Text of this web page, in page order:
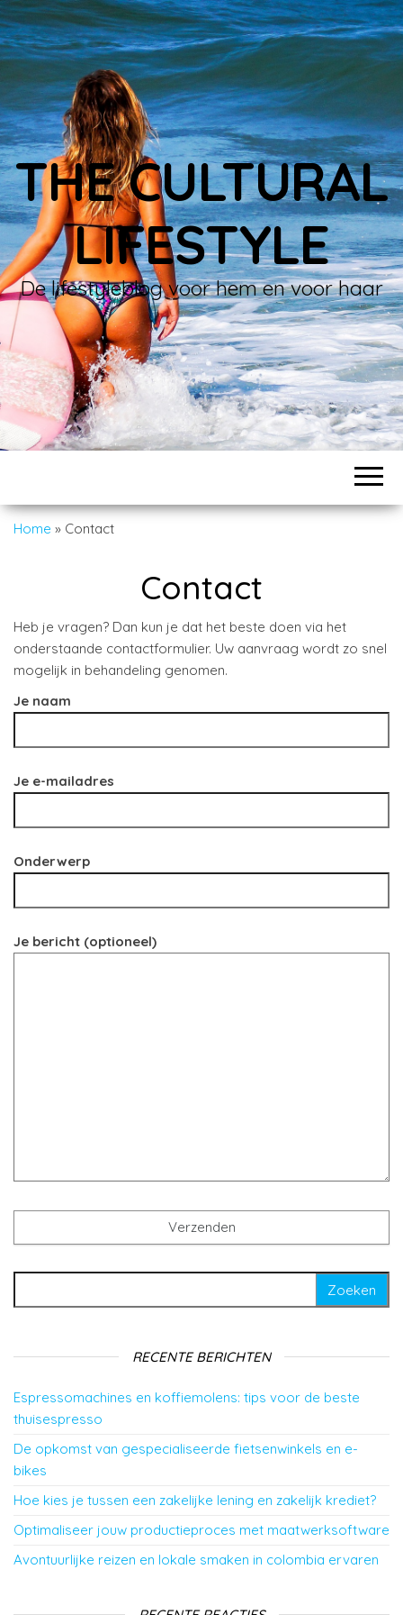
THE CULTURAL
LIFESTYLE
De lifestyleblog voor hem en voor haar
Home » Contact
Contact
Heb je vragen? Dan kun je dat het beste doen via het
onderstaande contactformulier. Uw aanvraag wordt zo snel
mogelijk in behandeling genomen.
Je naam
Je e-mailadres
Onderwerp
Je bericht (optioneel)
RECENTE BERICHTEN
Espressomachines en koffiemolens: tips voor de beste
thuisespresso
De opkomst van gespecialiseerde fietsenwinkels en e-
bikes
Hoe kies je tussen een zakelijke lening en zakelijk krediet?
Optimaliseer jouw productieproces met maatwerksoftware
Avontuurlijke reizen en lokale smaken in colombia ervaren